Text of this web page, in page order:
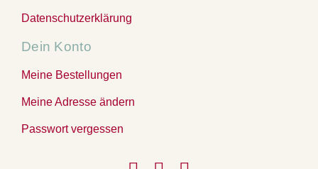
Datenschutzerklärung
Dein Konto
Meine Bestellungen
Meine Adresse ändern
Passwort vergessen